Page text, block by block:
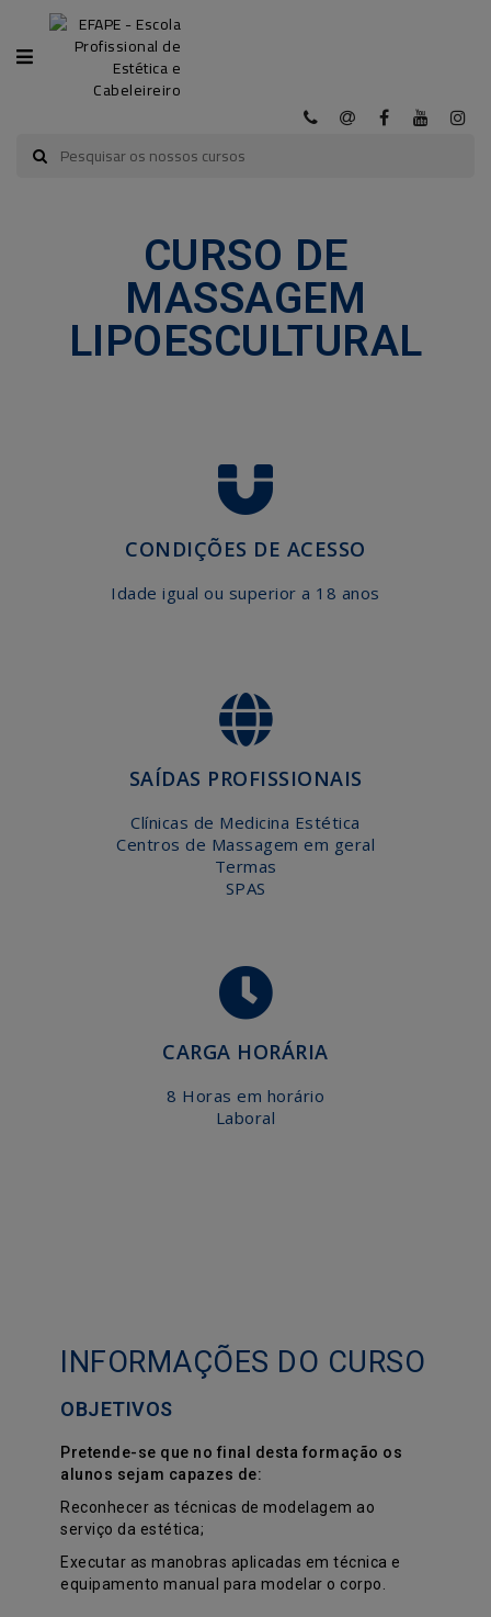
CATEGORIA
CURSOS
CONTACTE-
CURSO DE
MASSAGEM
LIPOESCULTURAL
CONDIÇÕES DE ACESSO
Idade igual ou superior a 18 anos
SAÍDAS PROFISSIONAIS
Clínicas de Medicina Estética
Centros de Massagem em geral
Termas
SPAS
CARGA HORÁRIA
8 Horas em horário
Laboral
INFORMAÇÕES DO CURSO
OBJETIVOS
Pretende-se que no final desta formação os
alunos sejam capazes de:
Reconhecer as técnicas de modelagem ao
serviço da estética;
Executar as manobras aplicadas em técnica e
equipamento manual para modelar o corpo.